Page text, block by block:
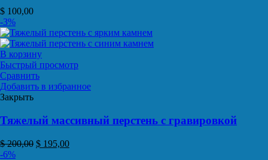
$ 100,00
-3%
В корзину
Быстрый просмотр
Сравнить
Добавить в избранное
Закрыть
Тяжелый массивный перстень с гравировкой
$200,00 $ 195,00
-6%